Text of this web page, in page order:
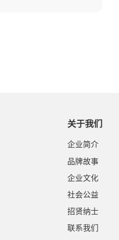
关于我们
企业简介
品牌故事
企业文化
社会公益
招贤纳士
联系我们